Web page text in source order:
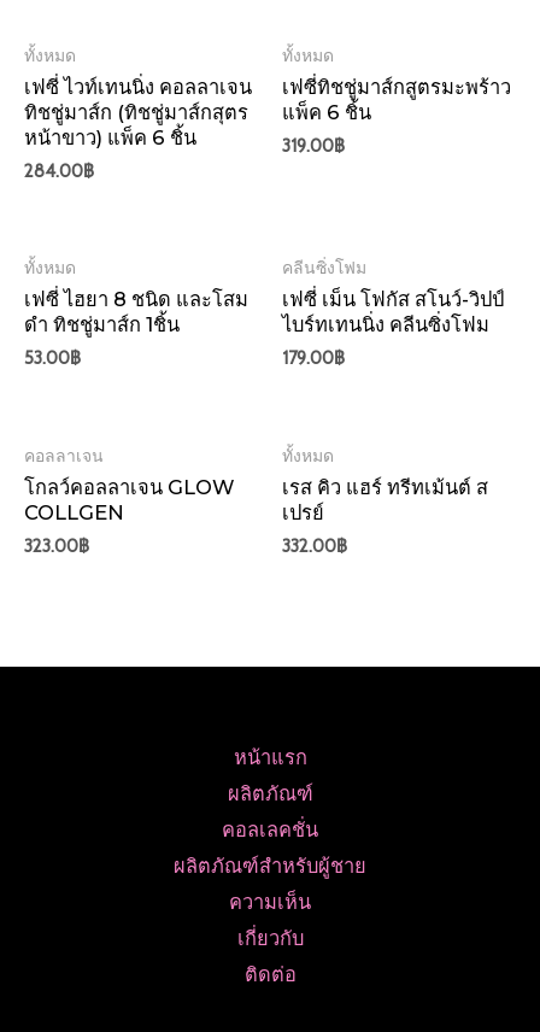
ทั้งหมด
เฟซี่ ไวท์เทนนิ่ง คอลลาเจน
ทิชชู่มาส์ก (ทิชชู่มาส์กสุตร
หน้าขาว) แพ็ค 6 ชิ้น
284.00฿
ทั้งหมด
เฟซี่ทิชชู่มาส์กสูตรมะพร้าว
แพ็ค 6 ชิ้น
319.00฿
ทั้งหมด
เฟซี่ ไฮยา 8 ชนิด และโสม
ดำ ทิชชู่มาส์ก 1ชิ้น
53.00฿
คลีนซิ่งโฟม
เฟซี่ เม็น โฟกัส สโนว์-วิปป์
ไบร์ทเทนนิ่ง คลีนซิ่งโฟม
179.00฿
คอลลาเจน
โกลว์คอลลาเจน GLOW
COLLGEN
323.00฿
ทั้งหมด
เรส คิว แฮร์ ทรีทเม้นต์ ส
เปรย์
332.00฿
หน้าแรก
ผลิตภัณฑ์
คอลเลคชั่น
ผลิตภัณฑ์สำหรับผู้ชาย
ความเห็น
เกี่ยวกับ
ติดต่อ